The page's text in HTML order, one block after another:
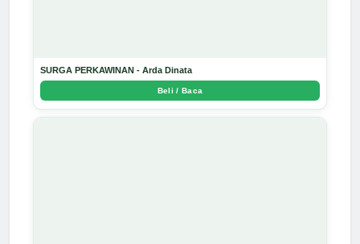
SURGA PERKAWINAN - Arda Dinata
Beli / Baca